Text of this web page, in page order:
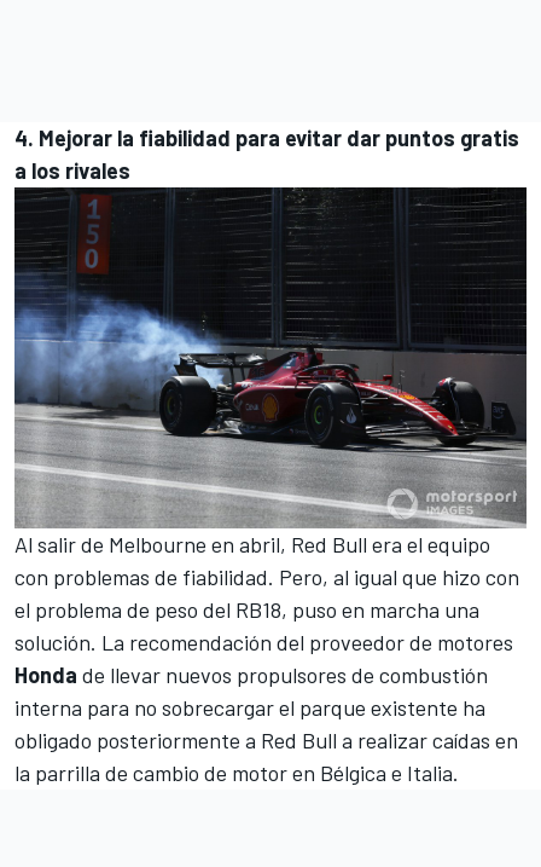
4. Mejorar la fiabilidad para evitar dar puntos gratis
a los rivales
Al salir de Melbourne en abril, Red Bull era el equipo
con problemas de fiabilidad. Pero, al igual que hizo con
el problema de peso del RB18, puso en marcha una
solución. La recomendación del proveedor de motores
Honda de llevar nuevos propulsores de combustión
interna para no sobrecargar el parque existente ha
obligado posteriormente a Red Bull a realizar caídas en
la parrilla de cambio de motor en Bélgica e Italia.